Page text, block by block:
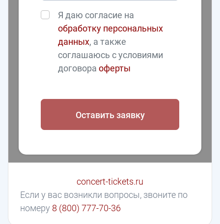
Я даю согласие на
обработку персональных
данных, а также
соглашаюсь с условиями
договораоферты
Оставить заявку
Если у вас возникли вопросы, звоните по
номеру 8 (800) 777-70-36
concert-tickets.ru